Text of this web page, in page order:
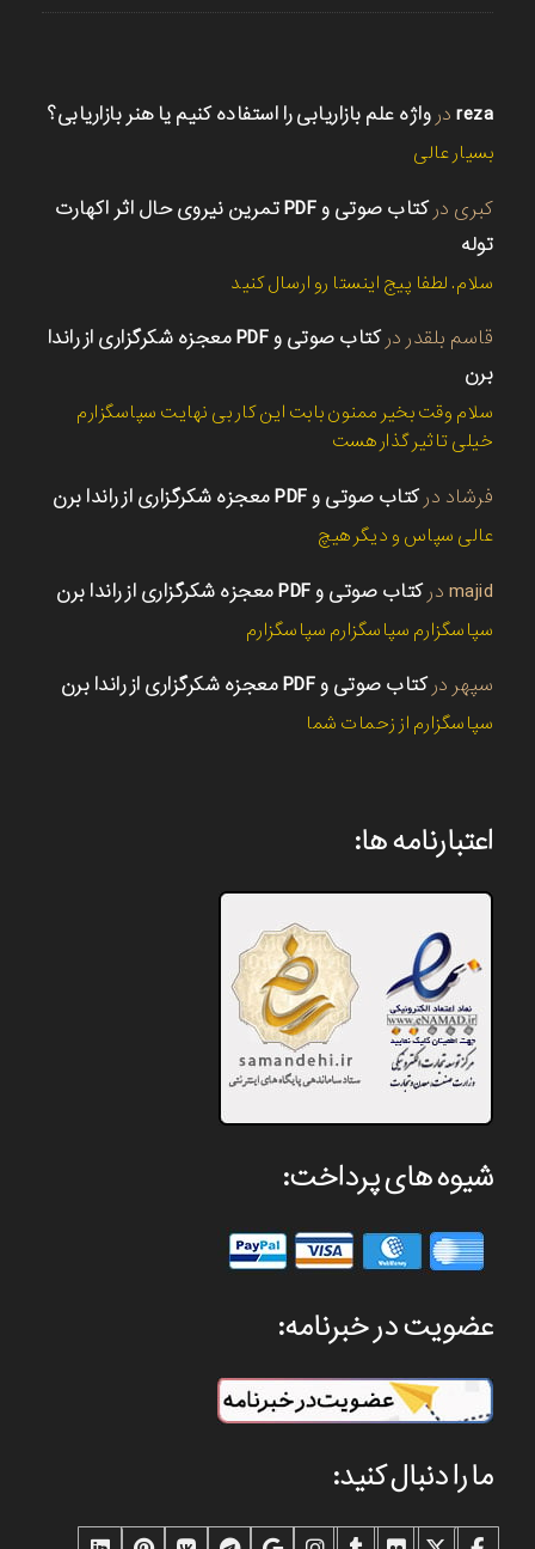
reza در واژه علم بازاریابی را استفاده کنیم یا هنر بازاریابی؟
بسیار عالی
کبری در
کتاب صوتی و PDF تمرین نیروی حال اثر اکهارت
توله
سلام. لطفا پیج اینستا رو ارسال کنید
قاسم بلقدر در
کتاب صوتی و PDF معجزه شکرگزاری از راندا
برن
سلام وقت بخیر ممنون بابت این کار بی نهایت سپاسگزارم
خیلی تاثیر گذار هست
فرشاد درکتاب صوتی و PDF معجزه شکرگزاری از راندا برن
عالی سپاس و دیگر هیچ
majid درکتاب صوتی و PDF معجزه شکرگزاری از راندا برن
سپاسگزارم سپاسگزارم سپاسگزارم
سپهر درکتاب صوتی و PDF معجزه شکرگزاری از راندا برن
سپاسگزارم از زحمات شما
اعتبارنامه ها:
شیوه های پرداخت:
عضویت در خبرنامه:
ما را دنبال کنید: